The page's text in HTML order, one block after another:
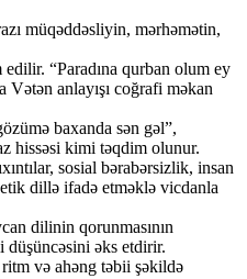
müqəddəsliyin, mərhəmətin,
“Paradına qurban olum ey
anlayışı coğrafi məkan
baxanda sən gəl”,
hissəsi kimi təqdim olunur.
sosial bərabərsizlik, insan
dillə ifadə etməklə vicdanla
dilinin qorunmasının
əks etdirir.
və ahəng təbii şəkildə